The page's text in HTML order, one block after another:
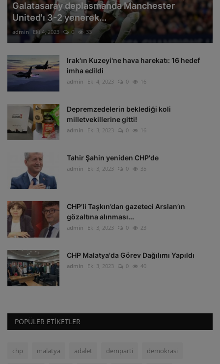
Galatasaray deplasmanda Manchester
United'ı 3-2 yenerek...
admin Eki 4, 2023 0 33
Irak'ın Kuzeyi'ne hava harekatı: 16 hedef
imha edildi
admin Eki 4, 2023 0 16
Depremzedelerin beklediği koli
milletvekillerine gitti!
admin Eki 3, 2023 0 16
Tahir Şahin yeniden CHP'de
admin Eki 3, 2023 0 35
CHP’li Taşkın’dan gazeteci Arslan’ın
gözaltına alınması...
admin Eki 3, 2023 0 23
CHP Malatya'da Görev Dağılımı Yapıldı
admin Eki 3, 2023 0 40
POPÜLER ETIKETLER
chp malatya adalet demparti demokrasi